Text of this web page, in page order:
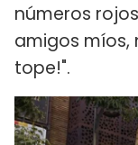
números
amigos míos,
tope!".